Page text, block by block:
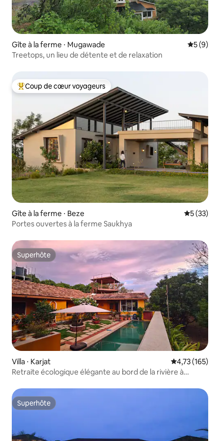
Gîte à la ferme ⋅ Mugawade
5 (9)
Treetops, un lieu de détente et de relaxation
Coups de cœur voyageurs les plus appréciés
Coup de cœur voyageurs
Gîte à la ferme ⋅ Beze
5 (33)
Portes ouvertes à la ferme Saukhya
Superhôte
Superhôte
Villa ⋅ Karjat Évaluation
4,73 (165)
Retraite écologique élégante au bord de la rivière à
Superhôte
Superhôte